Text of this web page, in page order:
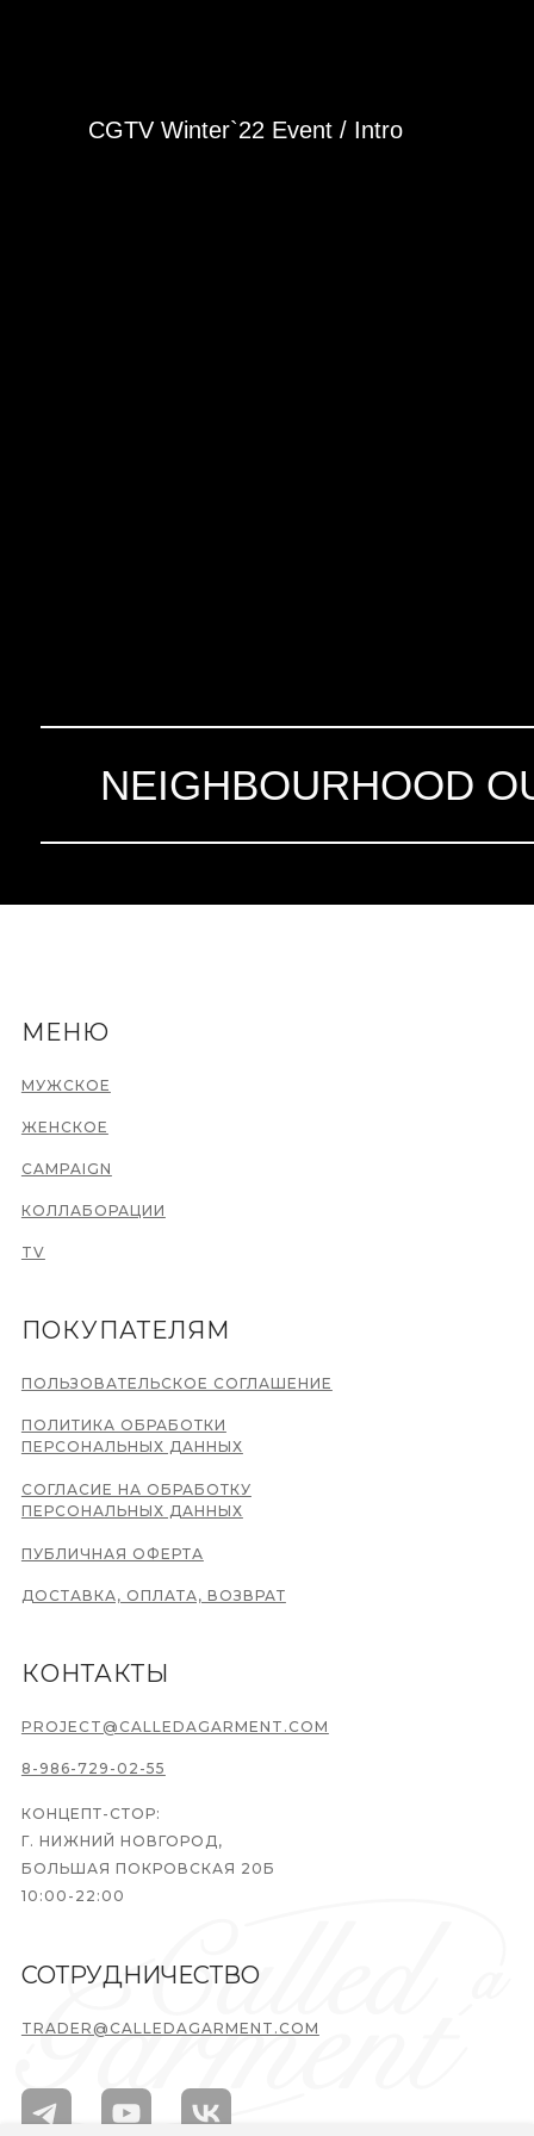
CGTV Winter`22 Event / Intro
NEIGHBOURHOOD
МУЖСКОЕ
ЖЕНСКОЕ
CAMPAIGN
КОЛЛАБОРАЦИИ
ПУБЛИЧНАЯ ОФЕРТА
СОГЛАСИЕ НА ОБРАБОТКУ
ПЕРСОНАЛЬНЫХ ДАННЫХ
ПОЛИТИКА ОБРАБОТКИ
ПЕРСОНАЛЬНЫХ ДАННЫХ
ПОЛЬЗОВАТЕЛЬСКОЕ СОГЛАШЕНИЕ
ДОСТАВКА, ОПЛАТА, ВОЗВРАТ
8-986-729-02-55
PROJECT@CALLEDAGARMENT.COM
МЕНЮ
ПОКУПАТЕЛЯМ
КОНТАКТЫ
TV
СОТРУДНИЧЕСТВО
TRADER@CALLEDAGARMENT.COM
КОНЦЕПТ-СТОР:
Г. НИЖНИЙ НОВГОРОД,
БОЛЬШАЯ ПОКРОВСКАЯ 20Б
10:00-22:00